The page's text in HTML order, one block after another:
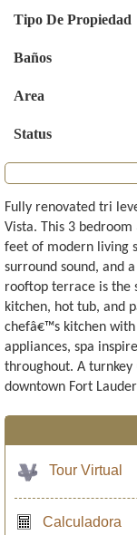
Tipo De Propiedad
Baños
Area
Status
Fully renovated tri
Vista. This 3
feet of modern living
surround sound, and
rooftop terrace is the
kitchen, hot tub, and
chefâ€™s kitchen with
appliances, spa
throughout. A
downtown Fort
Tour Virtual
Calculadora